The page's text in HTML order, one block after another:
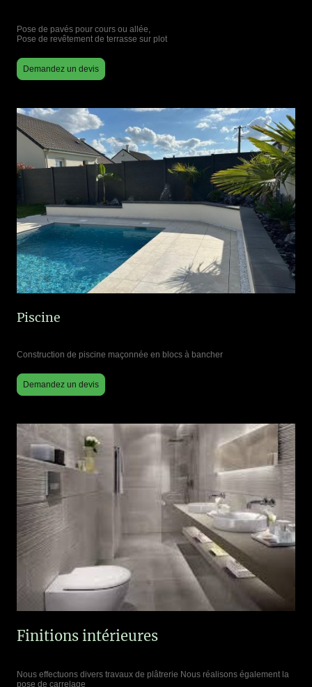
Pose de pavés pour cours ou allée,
Pose de revêtement de terrasse sur plot
Demandez un devis
Piscine
Construction de piscine maçonnée en blocs à bancher
Demandez un devis
Finitions intérieures
Nous effectuons divers travaux de plâtrerie Nous réalisons également la
pose de carrelage